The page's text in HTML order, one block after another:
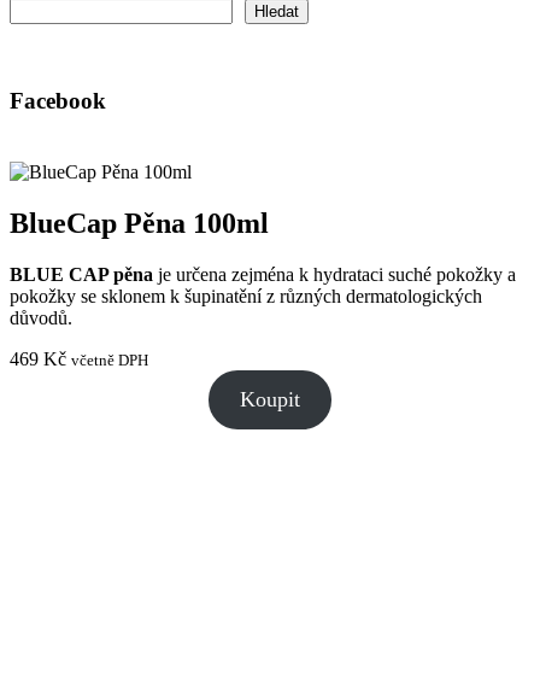
Hledat
Facebook
BlueCap Pěna 100ml
BLUE CAP pěna je určena zejména k hydrataci suché pokožky a
pokožky se sklonem k šupinatění z různých dermatologických
důvodů.
469 Kč včetně DPH
Koupit